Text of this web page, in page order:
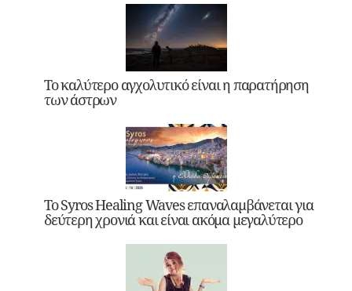
Το καλύτερο αγχολυτικό είναι η παρατήρηση
των άστρων
Το Syros Healing Waves επαναλαμβάνεται για
δεύτερη χρονιά και είναι ακόμα μεγαλύτερο